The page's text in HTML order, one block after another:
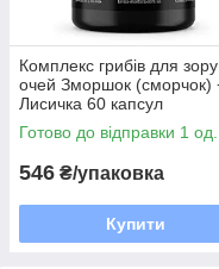
Комплекс грибів для
очей Зморшок (сморчок)
Лисичка 60 капсул
Готово до відправки 1 од.
546 ₴/упаковка
Купити